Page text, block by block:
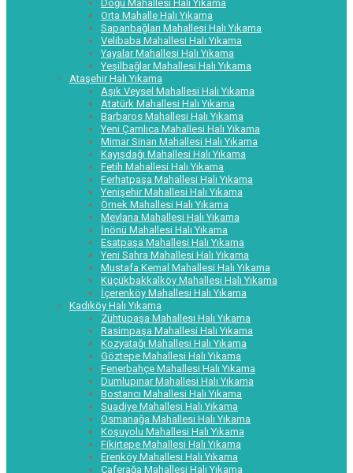
Doğu Mahallesi Halı Yıkama
Orta Mahalle Halı Yıkama
Sapanbağları Mahallesi Halı Yıkama
Velibaba Mahallesi Halı Yıkama
Yayalar Mahallesi Halı Yıkama
Yeşilbağlar Mahallesi Halı Yıkama
Ataşehir Halı Yıkama
Aşık Veysel Mahallesi Halı Yıkama
Atatürk Mahallesi Halı Yıkama
Barbaros Mahallesi Halı Yıkama
Yeni Çamlıca Mahallesi Halı Yıkama
Mimar Sinan Mahallesi Halı Yıkama
Kayışdağı Mahallesi Halı Yıkama
Fetih Mahallesi Halı Yıkama
Ferhatpaşa Mahallesi Halı Yıkama
Yenişehir Mahallesi Halı Yıkama
Örnek Mahallesi Halı Yıkama
Mevlana Mahallesi Halı Yıkama
İnönü Mahallesi Halı Yıkama
Esatpaşa Mahallesi Halı Yıkama
Yeni Sahra Mahallesi Halı Yıkama
Mustafa Kemal Mahallesi Halı Yıkama
Küçükbakkalköy Mahallesi Halı Yıkama
İçerenköy Mahallesi Halı Yıkama
Kadıköy Halı Yıkama
Zühtüpaşa Mahallesi Halı Yıkama
Rasimpaşa Mahallesi Halı Yıkama
Kozyatağı Mahallesi Halı Yıkama
Göztepe Mahallesi Halı Yıkama
Fenerbahçe Mahallesi Halı Yıkama
Dumlupınar Mahallesi Halı Yıkama
Bostancı Mahallesi Halı Yıkama
Suadiye Mahallesi Halı Yıkama
Osmanağa Mahallesi Halı Yıkama
Koşuyolu Mahallesi Halı Yıkama
Fikirtepe Mahallesi Halı Yıkama
Erenköy Mahallesi Halı Yıkama
Caferağa Mahallesi Halı Yıkama